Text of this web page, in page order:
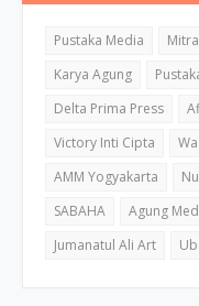
Pustaka Media
Karya Agung
Delta Prima Press
Victory Inti Cipta
AMM Yogyakarta
SABAHA
Agung
Jumanatul Ali Art